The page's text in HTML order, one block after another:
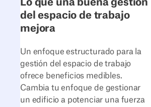
Lo que una buena gestión
del espacio de trabajo
mejora
Un enfoque estructurado para la
gestión del espacio de trabajo
ofrece beneficios medibles.
Cambia tu enfoque de gestionar
un edificio a potenciar una fuerza